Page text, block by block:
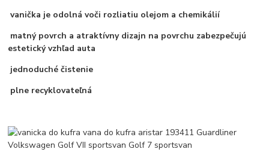
vanička je odolná voči rozliatiu olejom a chemikálií
matný povrch a atraktívny dizajn na povrchu zabezpečujú
estetický vzhľad auta
jednoduché čistenie
plne recyklovateľná